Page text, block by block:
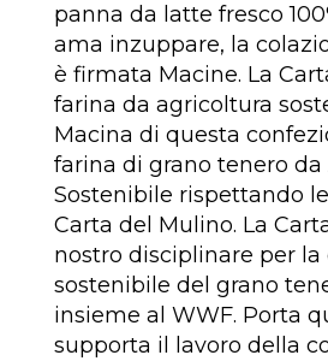
panna da latte fresco
ama inzuppare, la
è firmata Macine. La
farina da agricoltura
Macina di questa
farina di grano tenero da
Sostenibile rispettando
Carta del Mulino. La
nostro disciplinare per la
sostenibile del grano
insieme al WWF. Porta
supporta il lavoro della